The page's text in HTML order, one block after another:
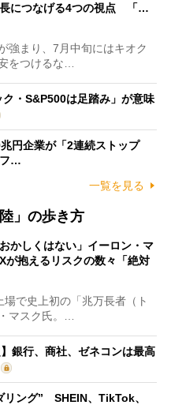
につなげる4つの視点 「…
強まり、7月中旬にはキオク
をつけるな…
ク・S&P500は足踏み」が意味
円企業が「2連続ストップ
…
一覧を見る
」の歩き方
かしくはない」イーロン・マ
が抱えるリスクの数々「絶対
で史上初の「兆万長者（ト
マスク氏。…
銀行、商社、ゼネコンは最高
リング” SHEIN、TikTok、